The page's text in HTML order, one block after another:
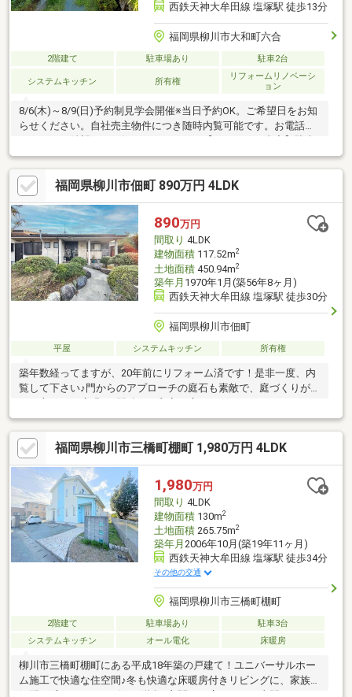
西鉄天神大牟田線 塩塚駅 徒歩13分
福岡県柳川市大和町六合
2階建て 駐車場あり 駐車2台
システムキッチン 所有権
リフォームリノベーシ
ョン
8/6(木)～8/9(日)予約制見学会開催※当日予約OK。ご希望日をお知
らせください。自社売主物件につき随時内覧可能です。お電話か
場拡張、外壁塗装、植栽剪定、庭木伐採システムキッチン交換、
ユニットバス交換、トイレ交換、洗面化粧台交換【おすすめポイ
ント】・本物件は条件により住宅ローン減税が適用されます。・
雨漏り、構造上主要な部分の欠陥や・腐食、給排水管の故障や漏
水についてお引渡しより２年間保証。・シロアリ防除工事施工後5
年間保証。
福岡県柳川市佃町 890万円 4LDK
890万円
間取り 4LDK
建物面積117.52m2
土地面積450.94m2
築年月 1970年1月(築56年8ヶ月)
西鉄天神大牟田線 塩塚駅 徒歩30分
福岡県柳川市佃町
平屋 システムキッチン 所有権
築年数経ってますが、20年前にリフォーム済です！是非一度、内
覧して下さい♪門からのアプローチの庭石も素敵で、庭づくりが好
福岡県柳川市三橋町棚町 1,980万円 4LDK
1,980万円
間取り 4LDK
建物面積130m2
土地面積265.75m2
築年月 2006年10月(築19年11ヶ月)
西鉄天神大牟田線 塩塚駅 徒歩34分
その他の交通
福岡県柳川市三橋町棚町
2階建て 駐車場あり
駐車3台
システムキッチン
オール電化 床暖房
柳川市三橋町棚町にある平成18年築の戸建て！ユニバーサルホー
ム施工で快適な住空間♪冬も快適な床暖房付きリビングに、家族の